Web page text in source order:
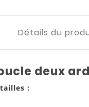
Détails du
deux
: